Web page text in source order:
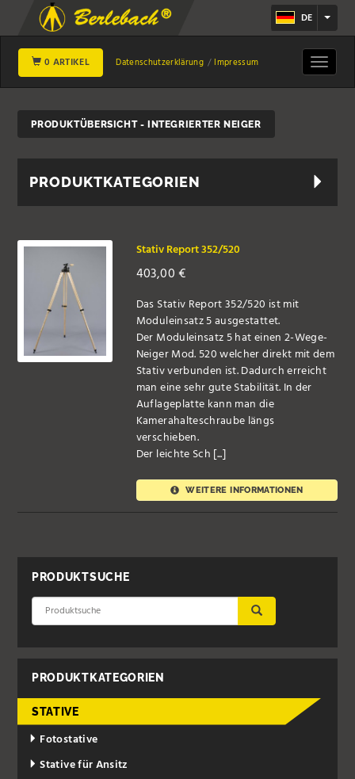
DE
0 ARTIKEL Datenschutzerklärung Impressum
Toggle
PRODUKTÜBERSICHT - INTEGRIERTER NEIGER
PRODUKTKATEGORIEN
Stativ Report 352/520
403,00€
Das Stativ Report 352/520 ist mit
Moduleinsatz 5 ausgestattet.
Der Moduleinsatz 5 hat einen 2-Wege-
Neiger Mod. 520 welcher direkt mit dem
Stativ verbunden ist. Dadurch erreicht
man eine sehr gute Stabilität. In der
Auflageplatte kann man die
Kamerahalteschraube längs
verschieben.
Der leichte Sch [...]
WEITERE INFORMATIONEN
PRODUKTSUCHE
PRODUKTKATEGORIEN
STATIVE
Fotostative
Stative für Ansitz